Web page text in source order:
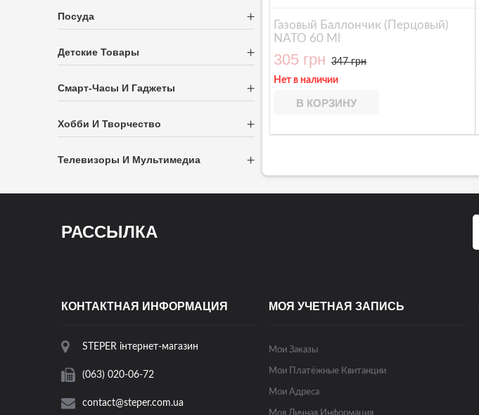
Посуда
Детские Товары
Смарт-Часы И Гаджеты
Хобби И Творчество
Телевизоры И Мультимедиа
Газовый Баллончик (перцовый)
NATO 60 Ml
305 грн
347 грн
Нет в наличии
В КОРЗИНУ
РАССЫЛКА
КОНТАКТНАЯ ИНФОРМАЦИЯ
STEPER інтернет-магазин
(063) 020-06-72
contact@steper.com.ua
МОЯ УЧЕТНАЯ ЗАПИСЬ
Мои Заказы
Мои Платёжные Квитанции
Мои Адреса